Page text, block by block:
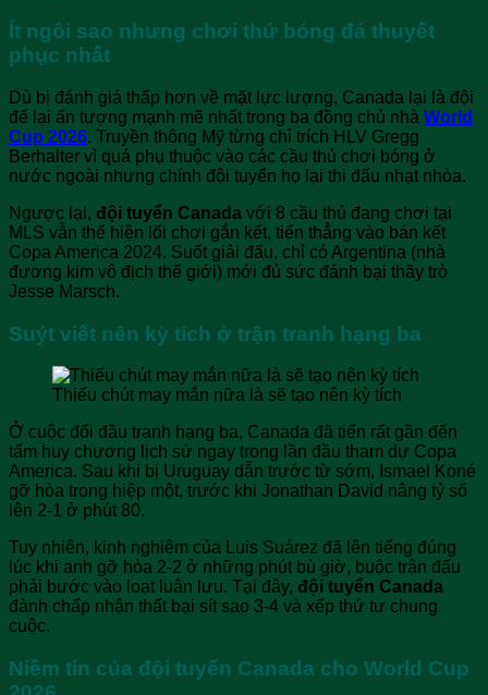
Ít ngôi sao nhưng chơi thứ bóng đá thuyết
phục nhất
Dù bị đánh giá thấp hơn về mặt lực lượng, Canada lại là đội
để lại ấn tượng mạnh mẽ nhất trong ba đồng chủ nhà World
Cup 2026. Truyền thông Mỹ từng chỉ trích HLV Gregg
Berhalter vì quá phụ thuộc vào các cầu thủ chơi bóng ở
nước ngoài nhưng chính đội tuyển họ lại thi đấu nhạt nhòa.
Ngược lại, đội tuyển Canada với 8 cầu thủ đang chơi tại
MLS vẫn thể hiện lối chơi gắn kết, tiến thẳng vào bán kết
Copa America 2024. Suốt giải đấu, chỉ có Argentina (nhà
đương kim vô địch thế giới) mới đủ sức đánh bại thầy trò
Jesse Marsch.
Suýt viết nên kỳ tích ở trận tranh hạng ba
Thiếu chút may mắn nữa là sẽ tạo nên kỳ tích
Ở cuộc đối đầu tranh hạng ba, Canada đã tiến rất gần đến
tấm huy chương lịch sử ngay trong lần đầu tham dự Copa
America. Sau khi bị Uruguay dẫn trước từ sớm, Ismael Koné
gỡ hòa trong hiệp một, trước khi Jonathan David nâng tỷ số
lên 2-1 ở phút 80.
Tuy nhiên, kinh nghiệm của Luis Suárez đã lên tiếng đúng
lúc khi anh gỡ hòa 2-2 ở những phút bù giờ, buộc trận đấu
phải bước vào loạt luân lưu. Tại đây, đội tuyển Canada
đành chấp nhận thất bại sít sao 3-4 và xếp thứ tư chung
cuộc.
Niềm tin của đội tuyển Canada cho World Cup